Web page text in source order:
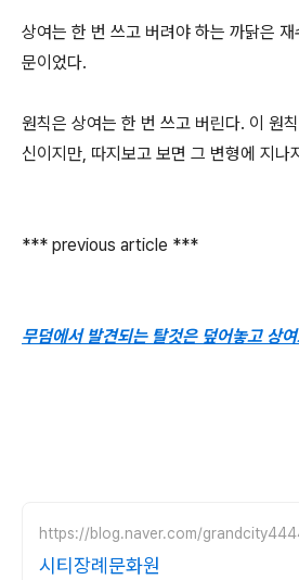
상여는 한 번 쓰고 버려야 하는 까닭은
문이었다.
원칙은 상여는 한 번 쓰고 버린다. 이 원
신이지만, 따지보고 보면 그 변형에 지나
*** previous article ***
무덤에서 발견되는 탈것은 덮어놓고 상
https://blog.naver.com/
시티장례문화원